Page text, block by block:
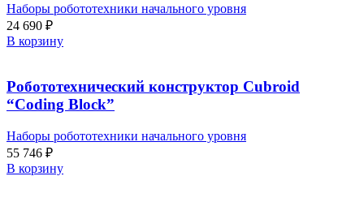
Наборы робототехники начального уровня
24 690 ₽
В корзину
Робототехнический конструктор Cubroid
“Coding Block”
Наборы робототехники начального уровня
55 746 ₽
В корзину